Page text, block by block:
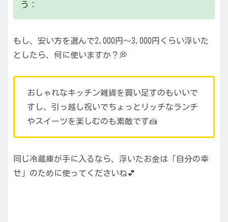
う：
もし、安い方を選んで2,000円〜3,000円くらい浮いた
としたら、何に使いますか？💭
おしゃれなキッチン雑貨を買い足すのもいいで
すし、引っ越し祝いでちょっとリッチなランチ
やスイーツを楽しむのも素敵です🍰
同じ冷蔵庫が手に入るなら、浮いたお金は「自分の幸
せ」のために使ってくださいね💕